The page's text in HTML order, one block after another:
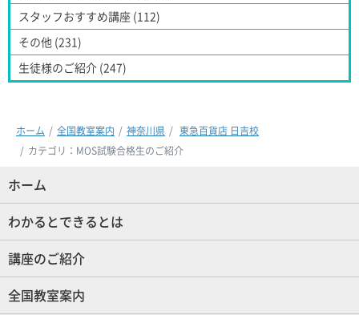
スタッフおすすめ講座 (112)
その他 (231)
生徒様のご紹介 (247)
ホーム 全国教室案内 神奈川県
東急百貨店 日吉校
カテゴリ：MOS試験合格生のご紹介
ホーム
わかるとできるとは
講座のご紹介
全国教室案内